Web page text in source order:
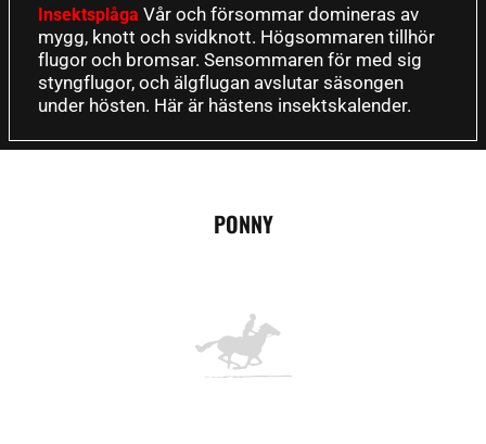
Insektsplåga Vår och försommar domineras av
mygg, knott och svidknott. Högsommaren tillhör
flugor och bromsar. Sensommaren för med sig
styngflugor, och älgflugan avslutar säsongen
under hösten. Här är hästens insektskalender.
PONNY